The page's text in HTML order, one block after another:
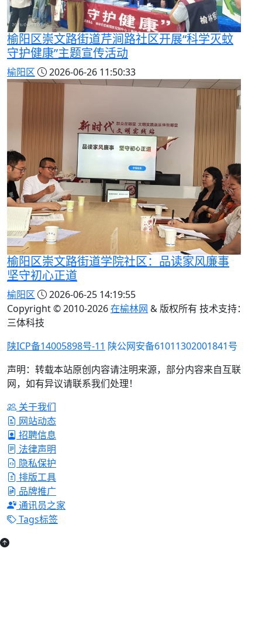
榆阳区崇文路街道芹涧路社区开展“科学灭蚊
守护健康”主题宣传活动
榆阳区 2026-06-26 11:50:33
榆阳区崇文路街道学院社区：品读家风廉事
坚守初心正道
榆阳区
2026-06-25 14:19:55
Copyright © 2010-2026在榆林网 & 版权所有 技术支持：
三体科技
陕ICP备14005898号-11 陕公网安备61011302001841号
声明：转载本站原创内容请注明来源，部分内容来自互联
网，如有异议请联系我们处理！
关于我们
网站动态
招聘信息
法律声明
隐私保护
排版工具
品牌推广
通讯员之家
Tags标签